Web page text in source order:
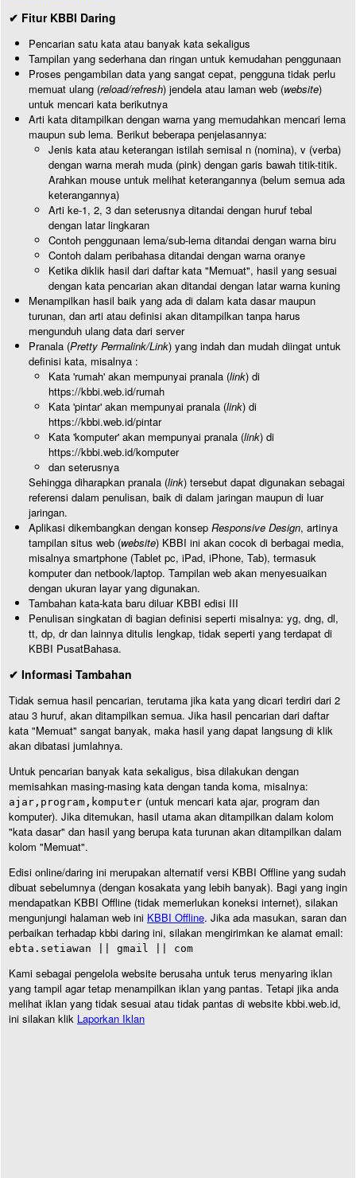
✔ Fitur KBBI Daring
Pencarian satu kata atau banyak kata sekaligus
Tampilan yang sederhana dan ringan untuk kemudahan penggunaan
Proses pengambilan data yang sangat cepat, pengguna tidak perlu
memuat ulang (reload/refresh) jendela atau laman web (website)
untuk mencari kata berikutnya
Arti kata ditampilkan dengan warna yang memudahkan mencari lema
maupun sub lema. Berikut beberapa penjelasannya:
Jenis kata atau keterangan istilah semisal n (nomina), v (verba)
dengan warna merah muda (pink) dengan garis bawah titik-titik.
Arahkan mouse untuk melihat keterangannya (belum semua ada
keterangannya)
Arti ke-1, 2, 3 dan seterusnya ditandai dengan huruf tebal
dengan latar lingkaran
Contoh penggunaan lema/sub-lema ditandai dengan warna biru
Contoh dalam peribahasa ditandai dengan warna oranye
Ketika diklik hasil dari daftar kata "Memuat", hasil yang sesuai
dengan kata pencarian akan ditandai dengan latar warna kuning
Menampilkan hasil baik yang ada di dalam kata dasar maupun
turunan, dan arti atau definisi akan ditampilkan tanpa harus
mengunduh ulang data dari server
Pranala (Pretty Permalink/Link) yang indah dan mudah diingat untuk
definisi kata, misalnya :
Kata 'rumah' akan mempunyai pranala (link) di
https://kbbi.web.id/rumah
Kata 'pintar' akan mempunyai pranala (link) di
https://kbbi.web.id/pintar
Kata 'komputer' akan mempunyai pranala (link) di
https://kbbi.web.id/komputer
dan seterusnya
Sehingga diharapkan pranala (link) tersebut dapat digunakan sebagai
referensi dalam penulisan, baik di dalam jaringan maupun di luar
jaringan.
Aplikasi dikembangkan dengan konsep Responsive Design, artinya
tampilan situs web (website) KBBI ini akan cocok di berbagai media,
misalnya smartphone (Tablet pc, iPad, iPhone, Tab), termasuk
komputer dan netbook/laptop. Tampilan web akan menyesuaikan
dengan ukuran layar yang digunakan.
Tambahan kata-kata baru diluar KBBI edisi III
Penulisan singkatan di bagian definisi seperti misalnya: yg, dng, dl,
tt, dp, dr dan lainnya ditulis lengkap, tidak seperti yang terdapat di
KBBI PusatBahasa.
✔ Informasi Tambahan
Tidak semua hasil pencarian, terutama jika kata yang dicari terdiri dari 2
atau 3 huruf, akan ditampilkan semua. Jika hasil pencarian dari daftar
kata "Memuat" sangat banyak, maka hasil yang dapat langsung di klik
akan dibatasi jumlahnya.
Untuk pencarian banyak kata sekaligus, bisa dilakukan dengan
memisahkan masing-masing kata dengan tanda koma, misalnya:
ajar,program,komputer (untuk mencari kata ajar, program dan
komputer). Jika ditemukan, hasil utama akan ditampilkan dalam kolom
"kata dasar" dan hasil yang berupa kata turunan akan ditampilkan dalam
kolom "Memuat".
Edisi online/daring ini merupakan alternatif versi KBBI Offline yang sudah
dibuat sebelumnya (dengan kosakata yang lebih banyak). Bagi yang ingin
mendapatkan KBBI Offline (tidak memerlukan koneksi internet), silakan
mengunjungi halaman web ini KBBI Offline. Jika ada masukan, saran dan
perbaikan terhadap kbbi daring ini, silakan mengirimkan ke alamat email:
ebta.setiawan || gmail || com
Kami sebagai pengelola website berusaha untuk terus menyaring iklan
yang tampil agar tetap menampilkan iklan yang pantas. Tetapi jika anda
melihat iklan yang tidak sesuai atau tidak pantas di website kbbi.web.id,
ini silakan klik Laporkan Iklan